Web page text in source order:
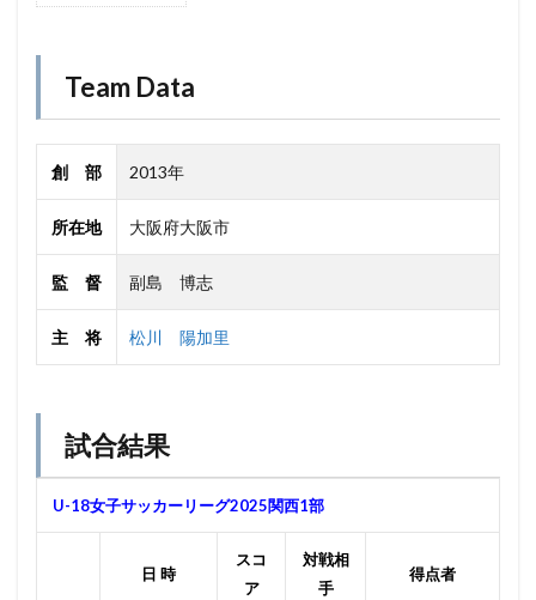
Team Data
創 部 2013年
所在地 大阪府大阪市
監 督 副島 博志
主 将 松川 陽加里
試合結果
U-18女子サッカーリーグ2025関西1部
日 時
スコ
ア
対戦相
手
得点者